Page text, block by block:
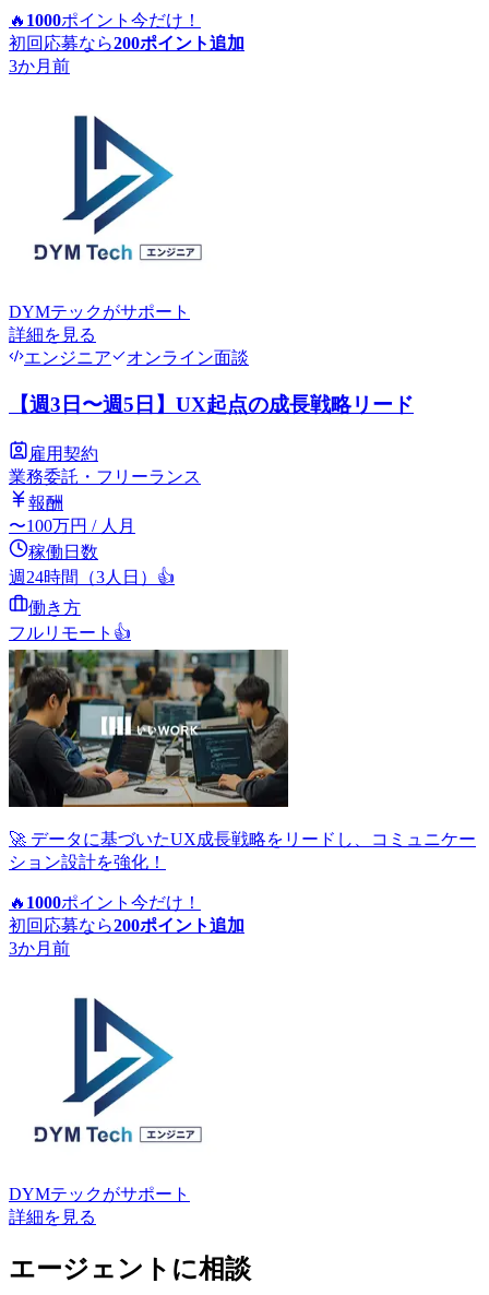
🔥 1000ポイント 今だけ！
初回応募なら200ポイント追加
3か月前
DYMテックがサポート
詳細を見る
エンジニア
オンライン面談
【週3日〜週5日】UX起点の成長戦略リード
雇用契約
業務委託・フリーランス
報酬
〜100万円 / 人月
稼働日数
週24時間（3人日） 👍
働き方
フルリモート 👍
🚀 データに基づいたUX成長戦略をリードし、コミュニケー
ション設計を強化！
🔥 1000ポイント 今だけ！
初回応募なら200ポイント追加
3か月前
DYMテックがサポート
詳細を見る
エージェントに相談